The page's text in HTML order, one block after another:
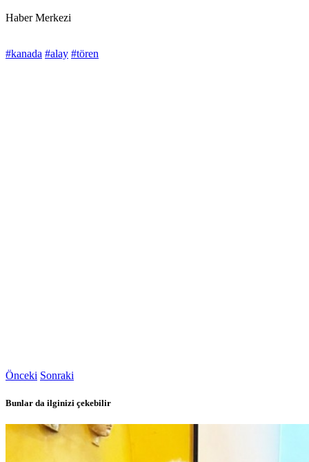
Haber Merkezi
#kanada #alay #tören
Önceki Sonraki
Bunlar da ilginizi çekebilir